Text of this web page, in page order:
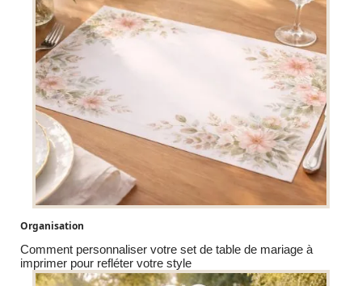
Organisation
Comment personnaliser votre set de table de mariage à
imprimer pour refléter votre style